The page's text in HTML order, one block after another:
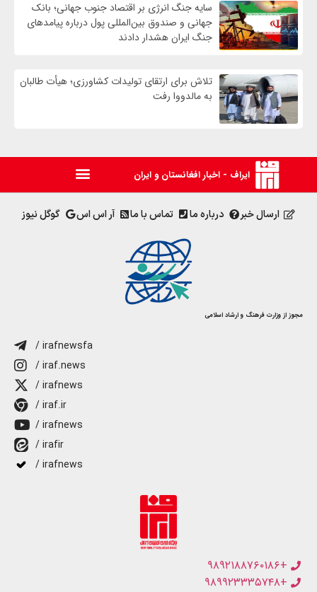
سایه جنگ انرژی بر اقتصاد جنوب جهانی؛ بانک
جهانی و صندوق بین‌المللی پول درباره پیامدهای
جنگ ایران هشدار دادند
تلاش برای ارتقای تولیدات کشاورزی؛ هیأت طالبان
به مالدووا رفت
ایراف - اخبار افغانستان و ایران
ارسال خبر درباره ما تماس با ما آر اس اس گوگل نیوز
مجوز از وزارت فرهنگ و ارشاد اسلامی
/ irafnewsfa
/ iraf.news
/ irafnews
/ iraf.ir
/ irafnews
/ irafir
/ irafnews
+۹۸۹۲۱۸۸۷۶۰۱۸۶
+۹۸۹۹۲۳۳۳۵۷۴۸